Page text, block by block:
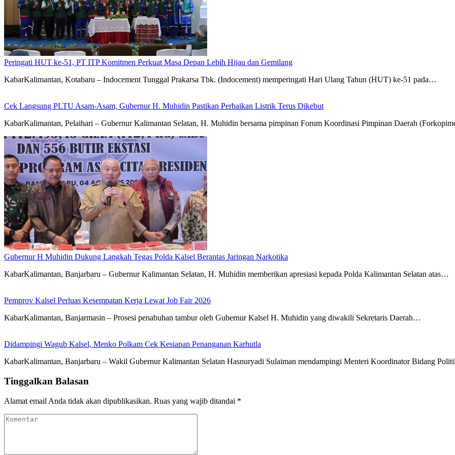
Peringati HUT ke-51, PT ITP Komitmen Perkuat Masa Depan Lebih Hijau dan Gemilang
KabarKalimantan, Kotabaru – Indocement Tunggal Prakarsa Tbk. (Indocement) memperingati Hari Ulang Tahun (HUT) ke-51 pada…
Cek Langsung PLTU Asam-Asam, Gubernur H. Muhidin Pastikan Perbaikan Listrik Terus Dikebut
KabarKalimantan, Pelaihari – Gubernur Kalimantan Selatan, H. Muhidin bersama pimpinan Forum Koordinasi Pimpinan Daerah
Gubernur H Muhidin Dukung Langkah Tegas Polda Kalsel Berantas Jaringan Narkotika
KabarKalimantan, Banjarbaru – Gubernur Kalimantan Selatan, H. Muhidin memberikan apresiasi kepada Polda Kalimantan Selatan atas…
Pemprov Kalsel Perluas Kesempatan Kerja Lewat Job Fair 2026
KabarKalimantan, Banjarmasin – Prosesi penabuhan tambur oleh Gubernur Kalsel H. Muhidin yang diwakili Sekretaris Daerah…
Didampingi Wagub Kalsel, Menko Polkam Cek Kesiapan Penanganan Karhutla
KabarKalimantan, Banjarbaru – Wakil Gubernur Kalimantan Selatan Hasnuryadi Sulaiman mendampingi Menteri Koordinator Bidang
Tinggalkan Balasan
Alamat email Anda tidak akan dipublikasikan. Ruas yang wajib ditandai *